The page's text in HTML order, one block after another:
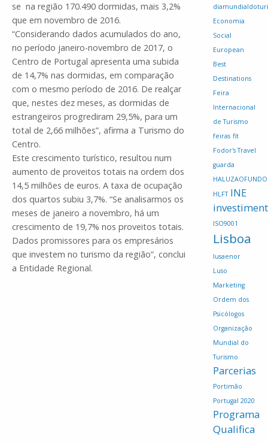
se na região 170.490 dormidas, mais 3,2%
que em novembro de 2016.
“Considerando dados acumulados do ano,
no período janeiro-novembro de 2017, o
Centro de Portugal apresenta uma subida
de 14,7% nas dormidas, em comparação
com o mesmo período de 2016. De realçar
que, nestes dez meses, as dormidas de
estrangeiros progrediram 29,5%, para um
total de 2,66 milhões”, afirma a Turismo do
Centro.
Este crescimento turístico, resultou num
aumento de proveitos totais na ordem dos
14,5 milhões de euros. A taxa de ocupação
dos quartos subiu 3,7%. “Se analisarmos os
meses de janeiro a novembro, há um
crescimento de 19,7% nos proveitos totais.
Dados promissores para os empresários
que investem no turismo da região”, conclui
a Entidade Regional.
Economia
Social
European
Best
Destinations
Feira
Internacional
de Turismo
feiras fit
Fodor's Travel
guarda
HLFT INE
ISO9001
Lisboa
lusaenor
Luso
Marketing
Ordem dos
Psicólogos
Organização
Mundial do
Turismo
Parcerias
Portimão
Portugal 2020
Programa
Qualifica